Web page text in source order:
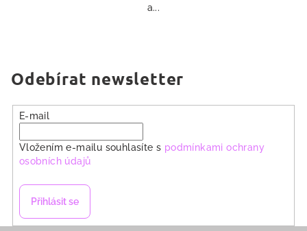
a...
Odebírat newsletter
E-mail
Vložením e-mailu souhlasíte s podmínkami ochrany
osobních údajů
Přihlásit se